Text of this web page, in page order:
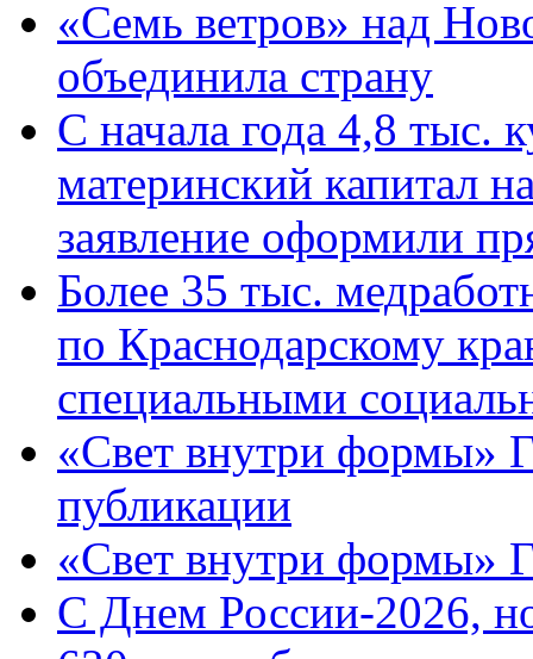
«Семь ветров» над
объединила страну
С начала года 4,8 тыс.
материнский капитал
заявление оформили
Более 35 тыс.
по Краснодарскому
специальными
«Свет внутри формы»
публикации
«Свет внутри формы»
C Днем России-2026,